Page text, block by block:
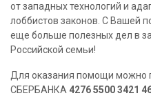
от западных технологий и
лоббистов законов. С
еще больше полезных дел в
Российской семьи!
Для оказания помощи можно
СБЕРБАНКА 4276 5500 3421